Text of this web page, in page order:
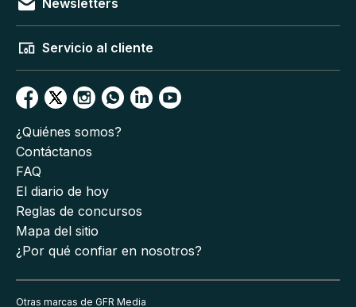
Newsletters
Servicio al cliente
¿Quiénes somos?
Contáctanos
FAQ
El diario de hoy
Reglas de concursos
Mapa del sitio
¿Por qué confiar en nosotros?
Otras marcas de GFR Media